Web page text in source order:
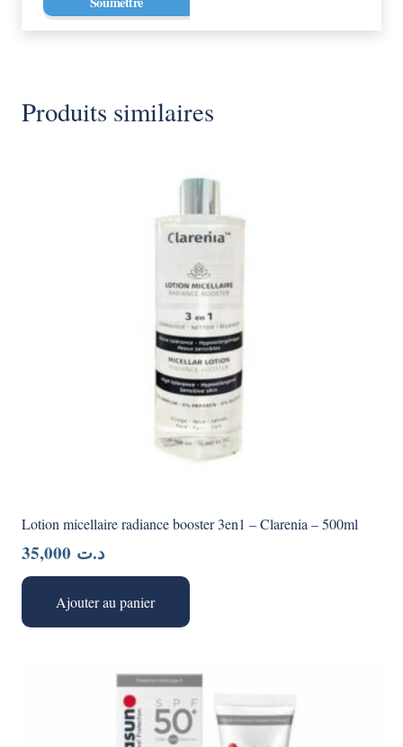
Produits similaires
Lotion micellaire radiance booster 3en1 – Clarenia – 500ml
د.ت
Ajouter au panier